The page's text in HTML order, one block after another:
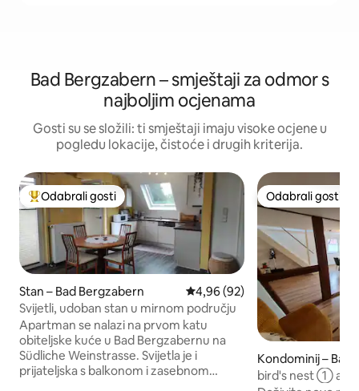
Bad Bergzabern – smještaji za odmor s
najboljim ocjenama
Gosti su se složili: ti smještaji imaju visoke ocjene u
pogledu lokacije, čistoće i drugih kriterija.
Među najviše rangiranima s oznakom „Odabrali gosti”
Odabrali gosti
Stan – Bad Bergzabern Prosječna ocjena: 4,96/5,
4,96 (92)
Svijetli, udoban stan u mirnom području
Apartman se nalazi na prvom katu
obiteljske kuće u Bad Bergzabernu na
Südliche Weinstrasse. Svijetla je i
prijateljska s balkonom i zasebnom
Odabrali gosti
Odabrali gosti
Kondominij – Bad
bird's nest ①